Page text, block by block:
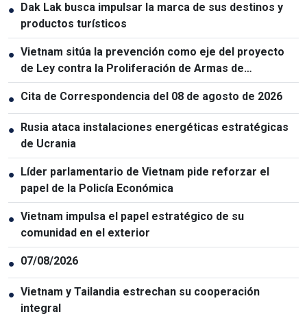
● Dak Lak busca impulsar la marca de sus destinos y
productos turísticos
● Vietnam sitúa la prevención como eje del proyecto
de Ley contra la Proliferación de Armas de
Destrucción Masiva
● Cita de Correspondencia del 08 de agosto de 2026
● Rusia ataca instalaciones energéticas estratégicas
de Ucrania
● Líder parlamentario de Vietnam pide reforzar el
papel de la Policía Económica
● Vietnam impulsa el papel estratégico de su
comunidad en el exterior
● 07/08/2026
● Vietnam y Tailandia estrechan su cooperación
integral